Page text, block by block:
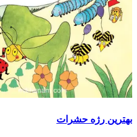
بهترین رژه حشرات